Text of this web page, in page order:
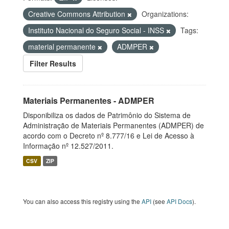
Creative Commons Attribution
Organizations:
Instituto Nacional do Seguro Social - INSS
Tags:
material permanente
ADMPER
Filter Results
Materiais Permanentes - ADMPER
Disponibiliza os dados de Patrimônio do Sistema de
Administração de Materiais Permanentes (ADMPER) de
acordo com o Decreto nº 8.777/16 e Lei de Acesso à
Informação nº 12.527/2011.
CSV ZIP
You can also access this registry using the API (see API Docs).